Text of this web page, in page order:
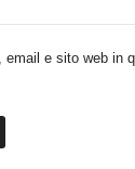
e sito web in